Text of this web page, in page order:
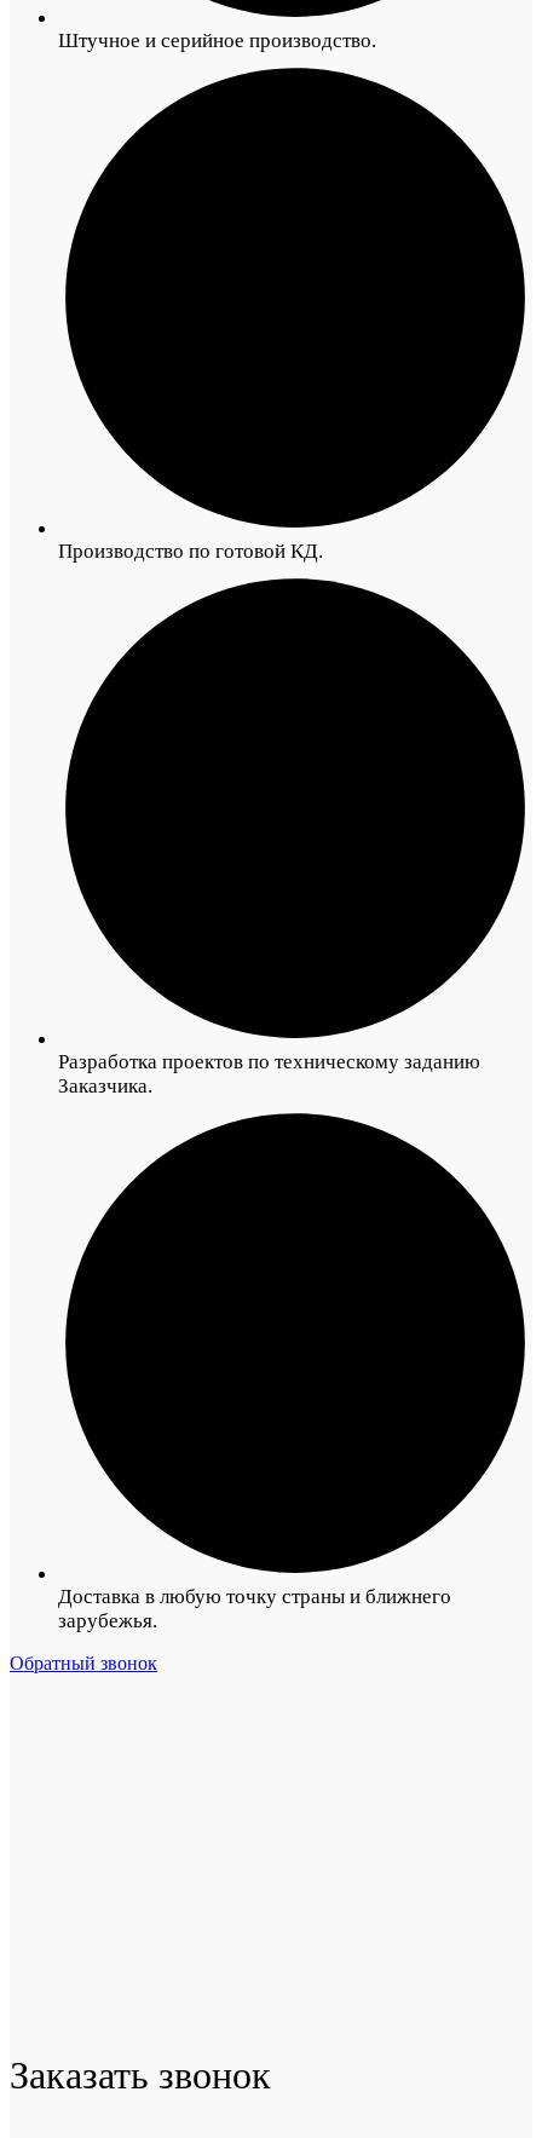
Штучное и серийное производство.
Производство по готовой КД.
Разработка проектов по техническому заданию
Заказчика.
Доставка в любую точку страны и ближнего
зарубежья.
Обратный звонок
Заказать звонок